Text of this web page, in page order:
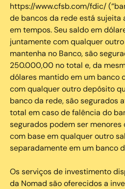
https://www.cfsb.com/fdic/
de bancos da rede está sujeita
em tempos. Seu saldo em
juntamente com qualquer
mantenha no Banco, são
250.000,00 no total e, da
dólares mantido em um banco
com qualquer outro depósito
banco da rede, são segurados
total em caso de falência do
segurados podem ser
com base em qualquer outro
separadamente em um banco
Os serviços de investimento
da Nomad são oferecidos a